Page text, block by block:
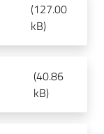
(127.00
kB)
(40.86
kB)